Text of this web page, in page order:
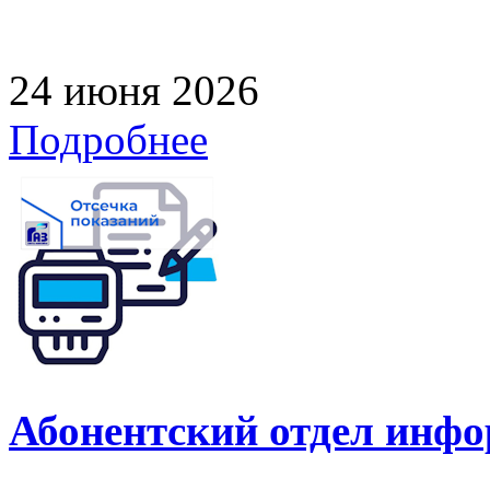
24 июня 2026
Подробнее
Абонентский отдел